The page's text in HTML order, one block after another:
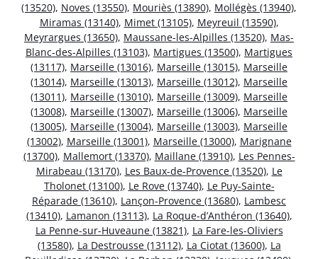
(13520), Noves (13550), Mouriès (13890), Mollégès (13940),
Miramas (13140), Mimet (13105), Meyreuil (13590),
Meyrargues (13650), Maussane-les-Alpilles (13520), Mas-
Blanc-des-Alpilles (13103), Martigues (13500), Martigues
(13117), Marseille (13016), Marseille (13015), Marseille
(13014), Marseille (13013), Marseille (13012), Marseille
(13011), Marseille (13010), Marseille (13009), Marseille
(13008), Marseille (13007), Marseille (13006), Marseille
(13005), Marseille (13004), Marseille (13003), Marseille
(13002), Marseille (13001), Marseille (13000), Marignane
(13700), Mallemort (13370), Maillane (13910), Les Pennes-
Mirabeau (13170), Les Baux-de-Provence (13520), Le
Tholonet (13100), Le Rove (13740), Le Puy-Sainte-
Réparade (13610), Lançon-Provence (13680), Lambesc
(13410), Lamanon (13113), La Roque-d’Anthéron (13640),
La Penne-sur-Huveaune (13821), La Fare-les-Oliviers
(13580), La Destrousse (13112), La Ciotat (13600), La